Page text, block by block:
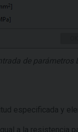
de parámetros
especificada y
a la resistencia